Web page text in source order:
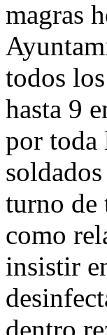
magras
todos
hasta 9
por toda
turno de
como
insistir